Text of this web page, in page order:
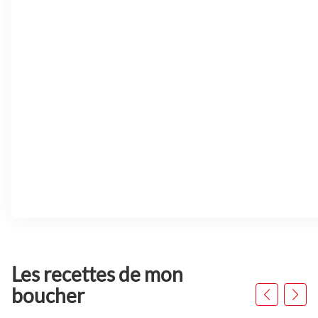
Appuyer
sur
la
Les recettes de mon
boucher